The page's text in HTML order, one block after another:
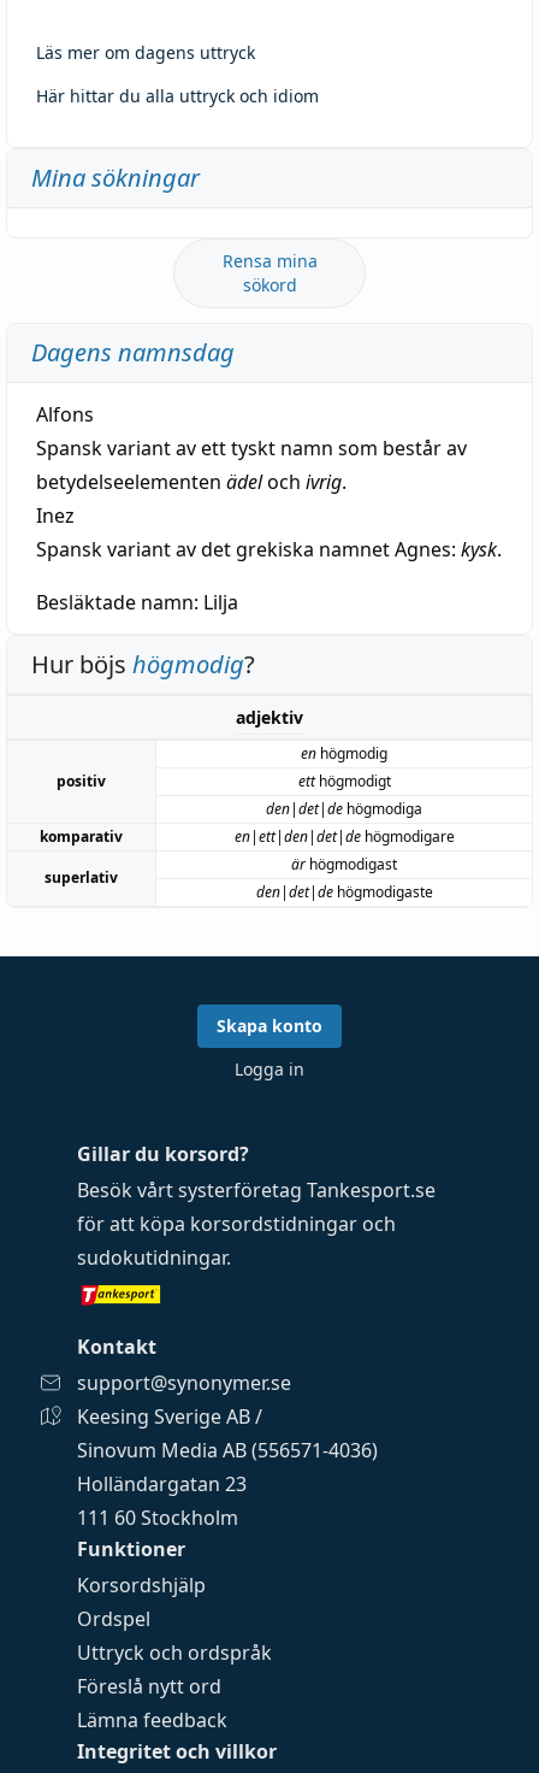
Läs mer om dagens uttryck
Här hittar du alla uttryck och idiom
Mina sökningar
Rensa mina
sökord
Dagens namnsdag
Alfons
Spansk variant av ett tyskt namn som består av
betydelseelementen ädeloch ivrig.
Inez
Spansk variant av det grekiska namnet Agnes: kysk.
Besläktade namn: Lilja
Hur böjs högmodig?
adjektiv
positiv
en högmodig
etthögmodigt
den|det|de högmodiga
komparativ
en|ett|den|det|dehögmodigare
superlativ
är högmodigast
den|det|dehögmodigaste
Funktioner
Korsordshjälp
Ordspel
Uttryck och ordspråk
Föreslå nytt ord
Lämna feedback
Integritet och villkor
Gillar du korsord?
Besök vårt systerföretag Tankesport.se
för att köpa korsordstidningar och
sudokutidningar.
Kontakt
support@synonymer.se
Keesing Sverige AB /
Sinovum Media AB (556571-4036)
Holländargatan 23
111 60 Stockholm
Skapa konto
Logga in